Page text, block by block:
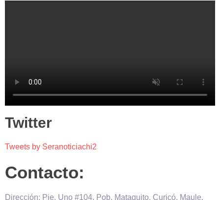
Twitter
Tweets by Seranoticiachi2
Contacto:
Dirección: Pje. Uno #104, Pob. Mataquito, Curicó, Maule,